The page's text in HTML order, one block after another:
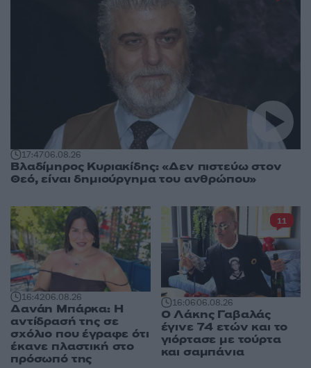
17:4706.08.26
Βλαδίμηρος Κυριακίδης: «Δεν πιστεύω στον
Θεό, είναι δημιούργημα του ανθρώπου»
16:4206.08.26
Δανάη Μπάρκα: Η
αντίδρασή της σε
σχόλιο που έγραφε ότι
έκανε πλαστική στο
πρόσωπό της
16:0606.08.26
Ο Λάκης Γαβαλάς
έγινε 74 ετών και το
γιόρτασε με τούρτα
και σαμπάνια
11